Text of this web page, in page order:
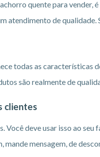
quente para vender,
atendimento de qualidade.
todas as características
são realmente de
clientes
Você deve usar isso ao
mande mensagem, de